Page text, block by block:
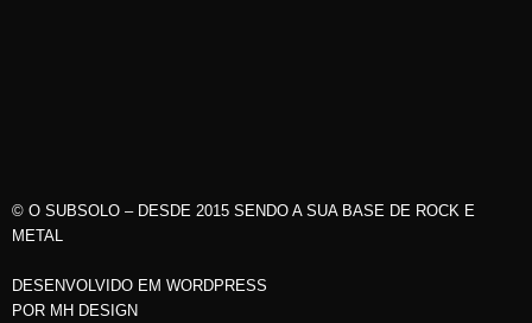
© O SUBSOLO – DESDE 2015 SENDO A SUA BASE DE ROCK E
METAL
DESENVOLVIDO EM WORDPRESS
POR MH DESIGN